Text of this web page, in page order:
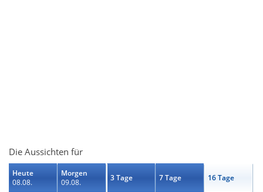
Die Aussichten für
Heute
08.08.
Morgen
09.08.
3 Tage 7 Tage 16 Tage